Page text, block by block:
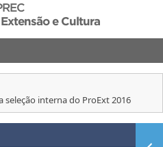
Acesso à informação
Legislação
e Cultura
interna do ProExt 2016